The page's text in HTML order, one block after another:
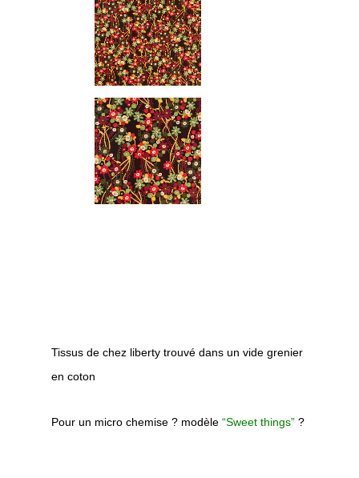
Tissus de chez liberty trouvé dans un vide grenier
en coton
Pour un micro chemise ? modèle“Sweet things” ?